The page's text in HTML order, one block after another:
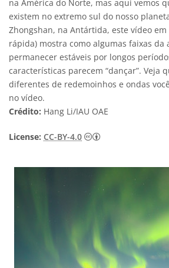
na América do Norte, mas aqui vemos
existem no extremo sul do nosso
Zhongshan, na Antártida, este vídeo
rápida) mostra como algumas faixas da
permanecer estáveis por longos
características parecem “dançar”. Veja
diferentes de redemoinhos e ondas
no vídeo.
Crédito: Hang Li/IAU OAE
License: CC-BY-4.0 Creative